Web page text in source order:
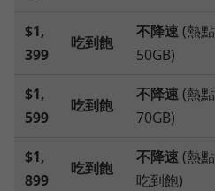
$1,
399
吃到飽
不降速(熱點
50GB)
$1,
599
吃到飽
不降速(熱點
70GB)
$1,
899
吃到飽
不降速(熱點
吃到飽)